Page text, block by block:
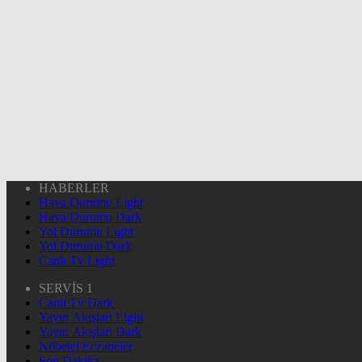
HABERLER
Hava Durumu Light
Hava Durumu Dark
Yol Durumu Light
Yol Durumu Dark
Canlı Tv Light
SERVİS 1
Canlı Tv Dark
Yayın Akışları Light
Yayın Akışları Dark
Nöbetçi Eczaneler